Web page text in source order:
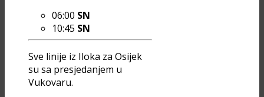
06:00 SN
10:45 SN
Sve linije iz Iloka za Osijek
su sa presjedanjem u
Vukovaru.